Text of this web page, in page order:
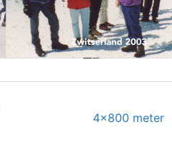
4×800 meter